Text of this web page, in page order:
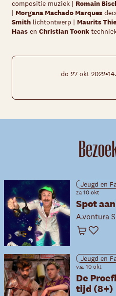
compositie muziek | Romain
| Morgana Machado Marques
Smith lichtontwerp | Maurits
Haas en Christian Toonk
do 27 okt 2022•
Jeugd en
za 10 okt
Spot
A.vontura
Winkelwagen
Favoriet
Jeugd en
v.a. 10 okt
De
tijd (8+)